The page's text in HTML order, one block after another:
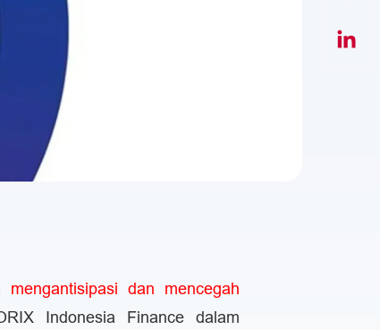
mengantisipasi dan mencegah
Indonesia Finance dalam